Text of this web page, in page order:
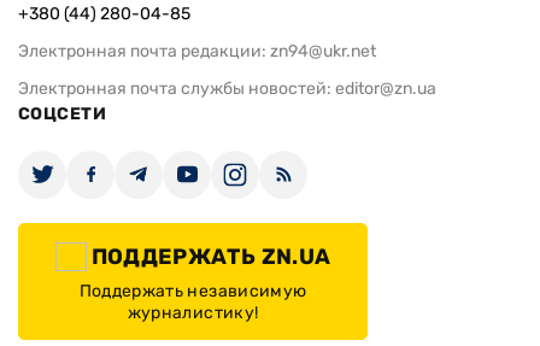
+380 (44) 280-04-85
Электронная почта редакции: zn94@ukr.net
Электронная почта службы новостей: editor@zn.ua
СОЦСЕТИ
ПОДДЕРЖАТЬ ZN.UA
Поддержать независимую
журналистику!